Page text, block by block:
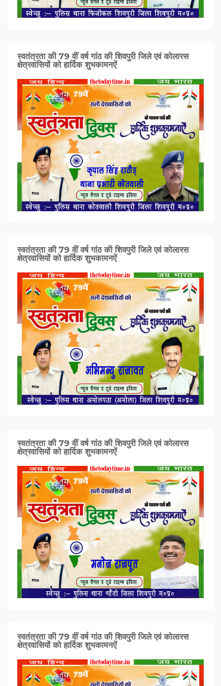
स्वतंत्रता की 79 वीं वर्ष गांठ की शिवपुरी जिले एवं कोलारस
क्षेत्रवासियों को हार्दिक शुभकामनऐं
स्वतंत्रता की 79 वीं वर्ष गांठ की शिवपुरी जिले एवं कोलारस
क्षेत्रवासियों को हार्दिक शुभकामनऐं
स्वतंत्रता की 79 वीं वर्ष गांठ की शिवपुरी जिले एवं कोलारस
क्षेत्रवासियों को हार्दिक शुभकामनऐं
स्वतंत्रता की 79 वीं वर्ष गांठ की शिवपुरी जिले एवं कोलारस
क्षेत्रवासियों को हार्दिक शुभकामनऐं